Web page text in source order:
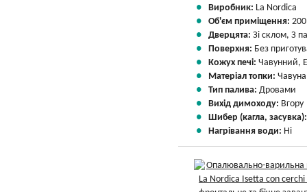
Виробник: La Nordica
Об'єм приміщення:
Дверцята: Зі склом, З
Поверхня: Без
Кожух печі: Чавунний,
Матеріал топки: Чавуна
Тип палива: Дровами
Вихід димоходу: Вгору
Шибер (кагла,
Нагрівання води: Ні